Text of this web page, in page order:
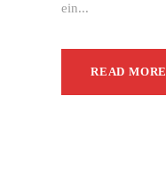
ein...
READ MORE